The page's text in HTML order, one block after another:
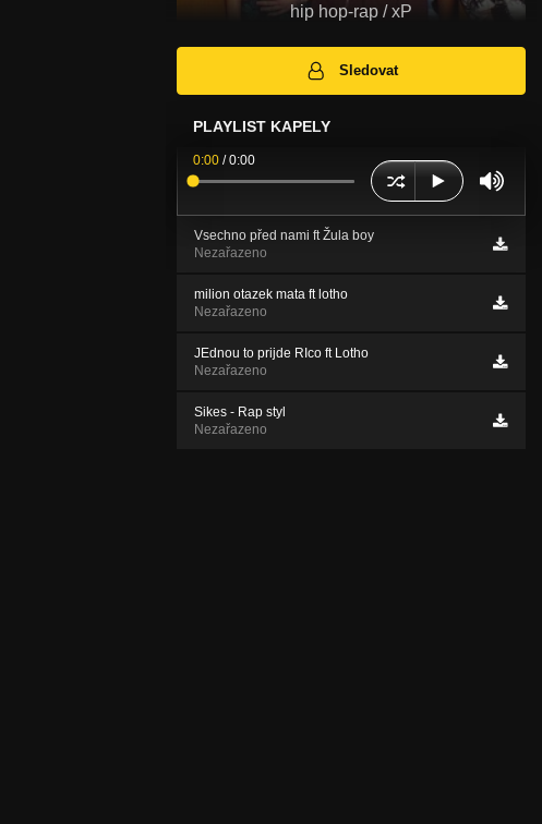
hip hop-rap / xP
Sledovat
PLAYLIST KAPELY
0:00 /0:00
Vsechno před nami ft Žula boy
Nezařazeno
milion otazek mata ft lotho
Nezařazeno
JEdnou to prijde RIco ft Lotho
Nezařazeno
Sikes - Rap styl
Nezařazeno